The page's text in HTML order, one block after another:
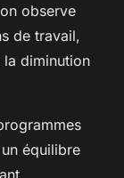
observe
de travail,
la diminution
équilibre